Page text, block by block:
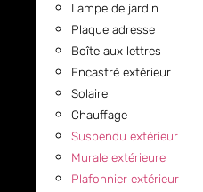
Lampe de jardin
Plaque adresse
Boîte aux lettres
Encastré extérieur
Solaire
Chauffage
Suspendu extérieur
Murale extérieure
Plafonnier extérieur